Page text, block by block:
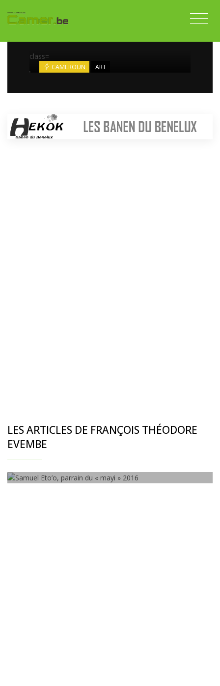
class=
CAMEROUN ART
LES ARTICLES DE FRANÇOIS THÉODORE
EVEMBE
CAMEROUN 06 May 2016 11:05:38